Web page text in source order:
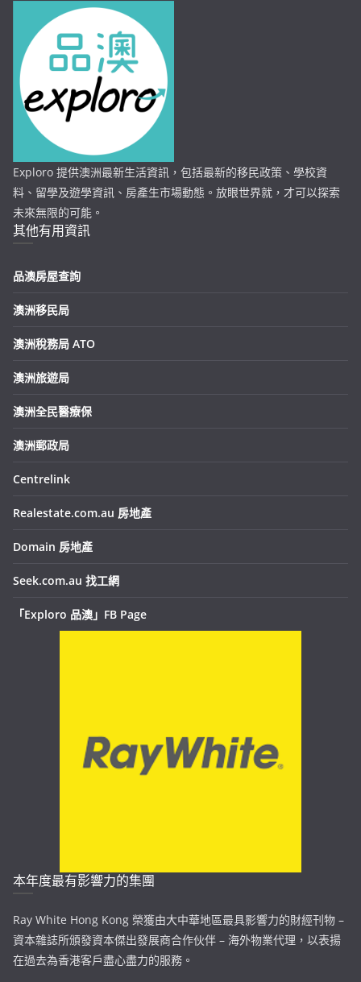
Exploro 提供澳洲最新生活資訊，包括最新的移民政策、學校資
料、留學及遊學資訊、房產生市場動態。放眼世界就，才可以探索
未來無限的可能。
其他有用資訊
品澳房屋查詢
澳洲移民局
澳洲稅務局 ATO
澳洲旅遊局
澳洲全民醫療保
澳洲郵政局
Centrelink
Realestate.com.au 房地產
Domain 房地產
Seek.com.au 找工網
「Exploro 品澳」FB Page
本年度最有影響力的集團
Ray White Hong Kong 榮獲由大中華地區最具影響力的財經刊物 –
資本雜誌所頒發資本傑出發展商合作伙伴 – 海外物業代理，以表揚
在過去為香港客戶盡心盡力的服務。